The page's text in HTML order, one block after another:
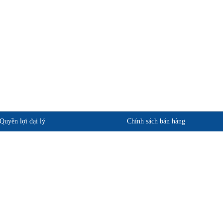
Quyền lợi đại lý Chính sách bán hàng